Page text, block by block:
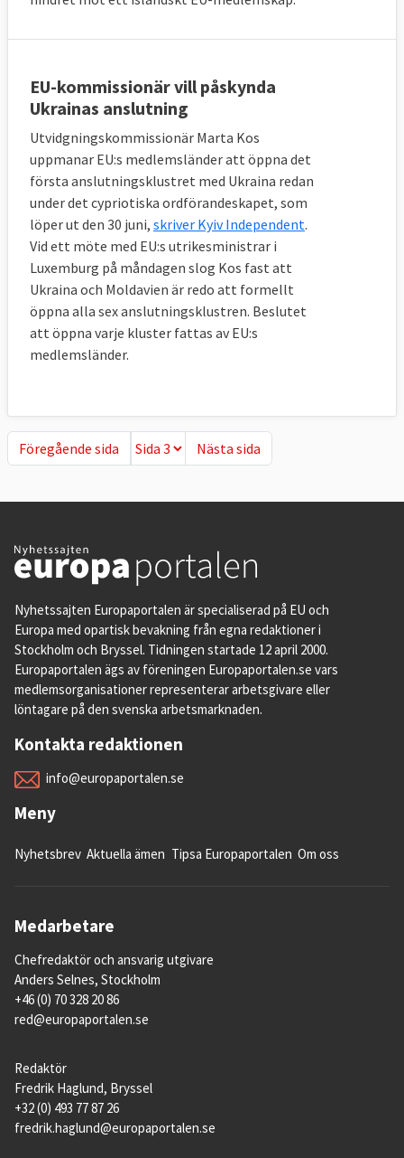
Ekonomisk frihet
Ett av Köpenhamnskriterierna är att nya
marknadsekonomi. Den konservativa
amerikanska tankesmedja The Heritage
efter nivån av ekonomisk frihet som enligt
dem bestäms av bland annat graden av
rättsstatlighet, skattetryck, regler för
företag och arbetskraft och hur öppen
marknaden är.
undantag från övriga länder som vill gå med
i EU medan övriga sökande befinner sig
friheter.
EU-kommissionär vill påskynda
Ukrainas anslutning
Utvidgningskommissionär Marta Kos
uppmanar EU:s medlemsländer att öppna det
första anslutningsklustret med Ukraina redan
under det cypriotiska ordförandeskapet, som
löper ut den 30 juni, skriver Kyiv Independent.
Vid ett möte med EU:s utrikesministrar i
Luxemburg på måndagen slog Kos fast att
Ukraina och Moldavien är redo att formellt
öppna alla sex anslutningsklustren. Beslutet
att öppna varje kluster fattas av EU:s
medlemsländer.
Föregående sida
Föregående sida Nästa sida
Nästa sida
Nyhetssajten Europaportalen är specialiserad på EU och
Europa med opartisk bevakning från egna redaktioner i
Stockholm och Bryssel. Tidningen startade 12 april 2000.
Europaportalen ägs av föreningen Europaportalen.se vars
medlemsorganisationer representerar arbetsgivare eller
löntagare på den svenska arbetsmarknaden.
Kontakta redaktionen
info@europaportalen.se
Meny
Nyhetsbrev Aktuella ämen Tipsa Europaportalen Om oss
Medarbetare
Chefredaktör och ansvarig utgivare
Anders Selnes, Stockholm
+46 (0) 70 328 20 86
red@europaportalen.se
Redaktör
Fredrik Haglund, Bryssel
+32 (0) 493 77 87 26
fredrik.haglund@europaportalen.se